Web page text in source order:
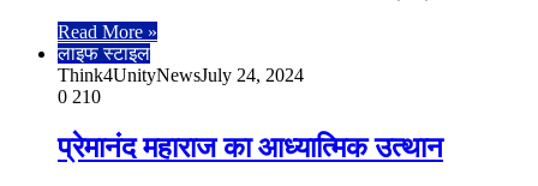
Read More »
लाइफ स्टाइल
Think4UnityNewsJuly 24, 2024
0 210
प्रेमानंद महाराज का आध्यात्मिक उत्थान